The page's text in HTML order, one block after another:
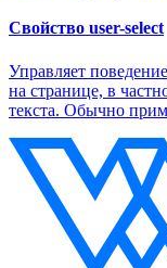
Свойство user-select
Управляет
на странице, в
текста. Обычно